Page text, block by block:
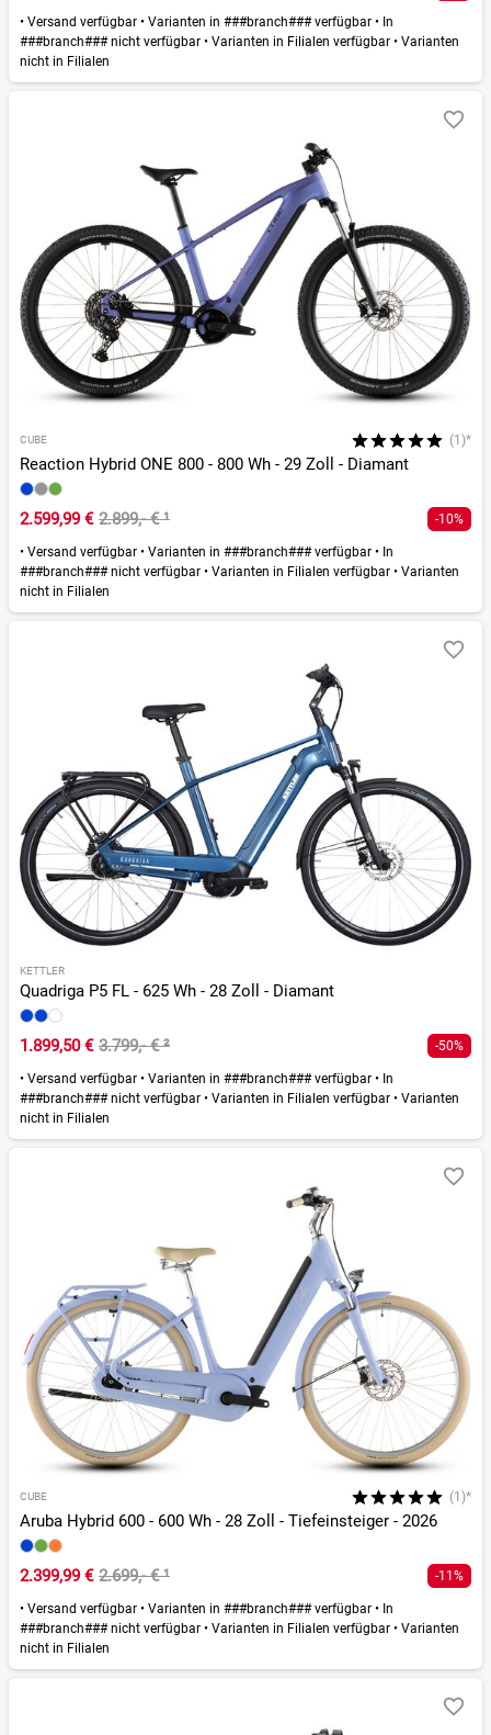
• Versand verfügbar • Varianten in ###branch### verfügbar • In
###branch### nicht verfügbar • Varianten in Filialen verfügbar • Varianten
nicht in Filialen
CUBE (1)*
Reaction Hybrid ONE 800 - 800 Wh - 29 Zoll - Diamant
2.599,99 € 2.899,- €¹ -10%
• Versand verfügbar • Varianten in ###branch### verfügbar • In
###branch### nicht verfügbar • Varianten in Filialen verfügbar • Varianten
nicht in Filialen
KETTLER
Quadriga P5 FL - 625 Wh - 28 Zoll - Diamant
1.899,50 € 3.799,- €² -50%
• Versand verfügbar • Varianten in ###branch### verfügbar • In
###branch### nicht verfügbar • Varianten in Filialen verfügbar • Varianten
nicht in Filialen
CUBE (1)*
Aruba Hybrid 600 - 600 Wh - 28 Zoll - Tiefeinsteiger - 2026
2.399,99 € 2.699,- €¹ -11%
• Versand verfügbar • Varianten in ###branch### verfügbar • In
###branch### nicht verfügbar • Varianten in Filialen verfügbar • Varianten
nicht in Filialen